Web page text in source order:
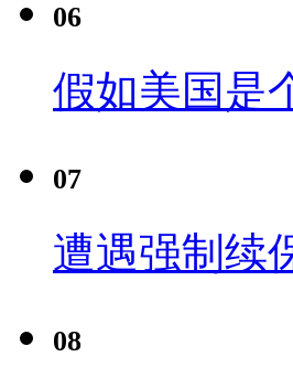
06
假如美国是
07
遭遇强制续
08